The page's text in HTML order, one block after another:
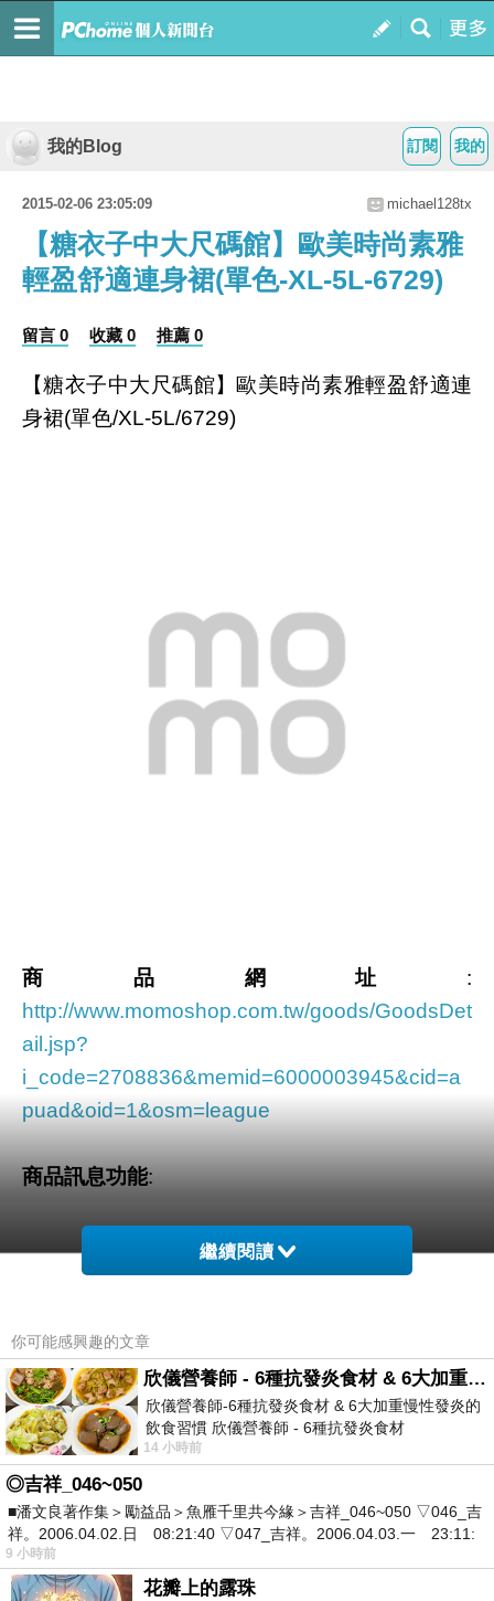
我的
訂閱
我的Blog
2015-02-06 23:05:09 michael128tx
【糖衣子中大尺碼館】歐美時尚素雅
輕盈舒適連身裙(單色-XL-5L-6729)
留言 0 收藏 0 推薦 0
【糖衣子中大尺碼館】歐美時尚素雅輕盈舒適連
身裙(單色/XL-5L/6729)
商品網址 :
http://www.momoshop.com.tw/goods/GoodsDet
ail.jsp?
i_code=2708836&memid=6000003945&cid=a
puad&oid=1&osm=league
商品訊息功能:
品號：2708836
商品訊息描述:
繼續閱讀
你可能感興趣的文章
欣儀營養師 - 6種抗發炎食材 & 6大加重慢性發炎的飲食習慣
欣儀營養師-6種抗發炎食材 & 6大加重慢性發炎的
飲食習慣 欣儀營養師 - 6種抗發炎食材
https://www.facebook.com/photo/?fbid=147
14 小時前
◎吉祥_046~050
■潘文良著作集＞勵益品＞魚雁千里共今緣＞吉祥_046~050 ▽046_吉
祥。2006.04.02.日 08:21:40 ▽047_吉祥。2006.04.03.一 23:11:
9 小時前
花瓣上的露珠